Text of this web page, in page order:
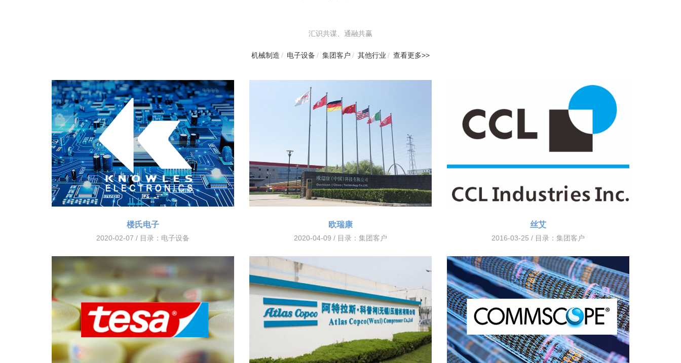
汇识共谋、通融共赢
机械制造 / 电子设备 / 集团客户 / 其他行业 / 查看更多>>
楼氏电子
2020-02-07 / 目录： 电子设备
欧瑞康
2020-04-09 / 目录： 集团客户
丝艾
2016-03-25 / 目录： 集团客户